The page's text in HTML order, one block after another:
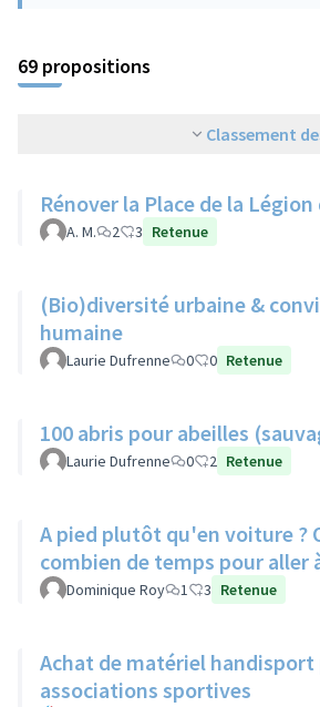
69 propositions
Classement
Rénover la Place de la Légion
A. M. 2 3 Retenue
(Bio)diversité urbaine &
humaine
Laurie Dufrenne 0 0 Retenue
100 abris pour abeilles
Laurie Dufrenne 0 2 Retenue
A pied plutôt qu'en voiture ?
combien de temps pour aller
Dominique Roy 1 3 Retenue
Achat de matériel handisport
associations sportives